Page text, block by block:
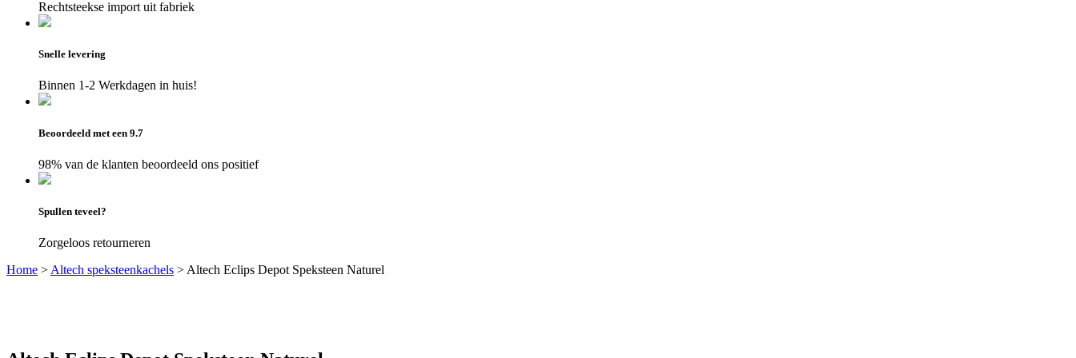
Rechtsteekse import uit fabriek
Snelle levering
Binnen 1-2 Werkdagen in huis!
Beoordeeld met een 9.7
98% van de klanten beoordeeld ons positief
Spullen teveel?
Zorgeloos retourneren
Home > Altech speksteenkachels > Altech Eclips Depot Speksteen Naturel